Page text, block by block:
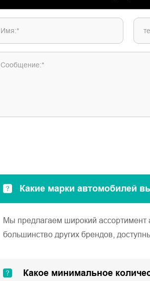
Имя:*
Сообщение:*
Какие марки автомобилей
Мы предлагаем широкий ассортимент
большинство других брендов,
Какое минимальное